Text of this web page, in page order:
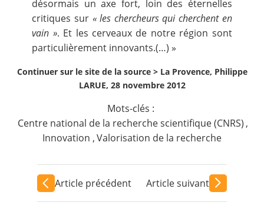
désormais un axe fort, loin des éternelles
critiques sur « les chercheurs qui cherchent en
vain ». Et les cerveaux de notre région sont
particulièrement innovants.(…) »
Continuer sur le site de la source > La Provence, Philippe
LARUE, 28 novembre 2012
Mots-clés :
Centre national de la recherche scientifique (CNRS) ,
Innovation ,Valorisation de la recherche
Article précédent Article suivant